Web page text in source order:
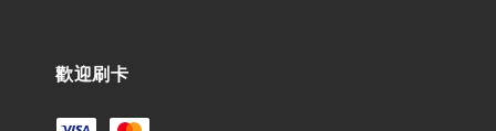
歡迎刷卡